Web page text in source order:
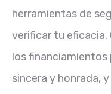
herramientas de
verificar tu
los financiamientos
sincera y honrada,